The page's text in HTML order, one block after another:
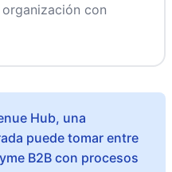
con
Hub, una
puede tomar entre
B2B con procesos